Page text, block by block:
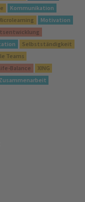
Kommunikation
Motivation
Selbstständigkeit
Teams
Balance
XING
Zusammenarbeit